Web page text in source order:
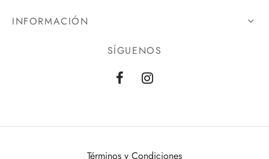
INFORMACIÓN
SÍGUENOS
Términos y Condiciones